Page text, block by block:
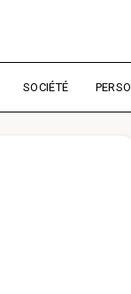
SOCIÉTÉ PERSO